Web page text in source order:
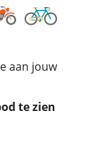
aan jouw
te zien